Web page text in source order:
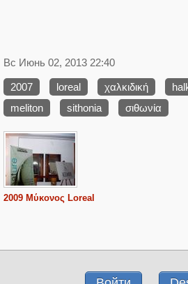
Вс Июнь 02, 2013 22:40
2007 loreal χαλκιδική
meliton
sithonia σιθωνία
2009 Μύκονος Loreal